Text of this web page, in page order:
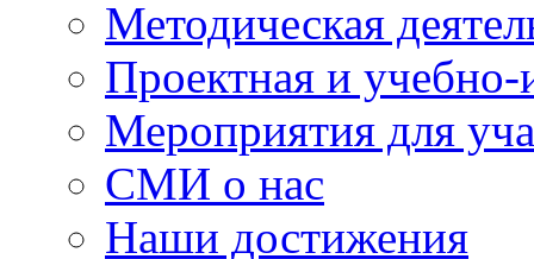
Методическая
Проектная и учебно-
Мероприятия для
СМИ о нас
Наши достижения